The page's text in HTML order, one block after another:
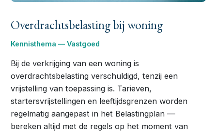
Overdrachtsbelasting bij woning
Kennisthema — Vastgoed
Bij de verkrijging van een woning is
overdrachtsbelasting verschuldigd, tenzij een
vrijstelling van toepassing is. Tarieven,
startersvrijstellingen en leeftijdsgrenzen worden
regelmatig aangepast in het Belastingplan —
bereken altijd met de regels op het moment van